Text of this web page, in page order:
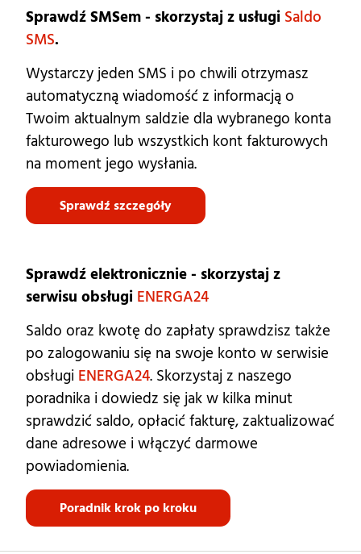
Sprawdź SMSem - skorzystaj z usługi Saldo
SMS.
Wystarczy jeden SMS i po chwili otrzymasz
automatyczną wiadomość z informacją o
Twoim aktualnym saldzie dla wybranego konta
fakturowego lub wszystkich kont fakturowych
na moment jego wysłania.
Sprawdź szczegóły
Sprawdź elektronicznie - skorzystaj z
serwisu obsługi ENERGA24
Saldo oraz kwotę do zapłaty sprawdzisz także
po zalogowaniu się na swoje konto w serwisie
obsługi ENERGA24. Skorzystaj z naszego
poradnika i dowiedz się jak w kilka minut
sprawdzić saldo, opłacić fakturę, zaktualizować
dane adresowe i włączyć darmowe
powiadomienia.
Poradnik krok po kroku